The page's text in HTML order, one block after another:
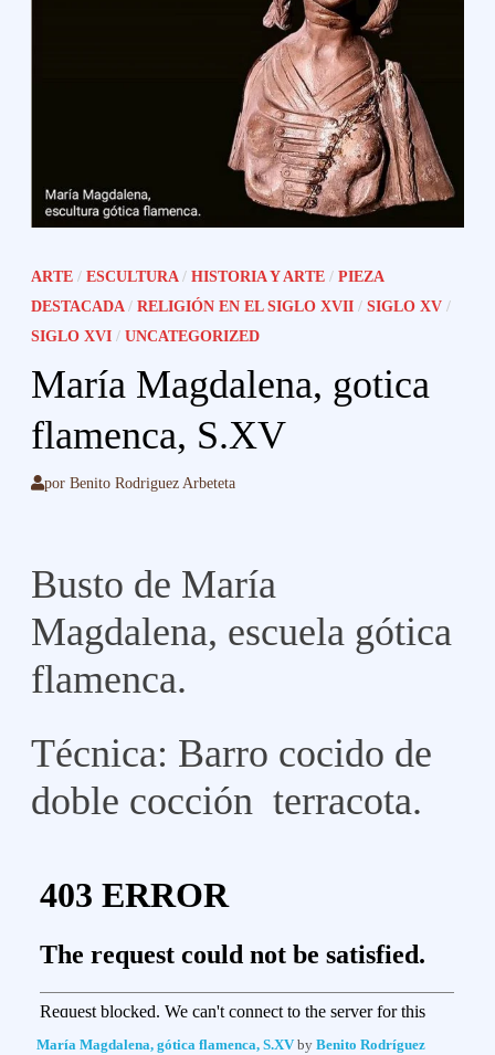
ARTE /ESCULTURA /HISTORIA Y ARTE /PIEZA
DESTACADA /RELIGIÓN EN EL SIGLO XVII /SIGLO XV /
SIGLO XVI /UNCATEGORIZED
María Magdalena, gotica
flamenca, S.XV
porBenito Rodriguez Arbeteta
Busto de María
Magdalena, escuela gótica
flamenca.
Técnica: Barro cocido de
doble cocción terracota.
María Magdalena, gótica flamenca, S.XVbyBenito Rodríguez